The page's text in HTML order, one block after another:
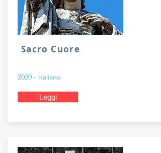
Sacro Cuore
2020 - Italiano
Leggi